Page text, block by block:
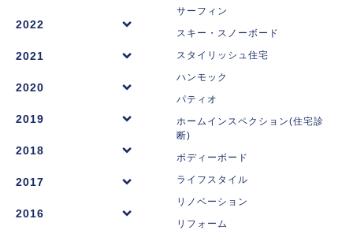
2022
2021
2020
2019
2018
2017
2016
サーフィン
スキー・スノーボード
スタイリッシュ住宅
ハンモック
パティオ
ホームインスペクション(住宅診
断)
ボディーボード
ライフスタイル
リノベーション
リフォーム